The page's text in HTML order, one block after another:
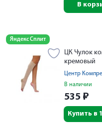
В
Яндекс Сплит
ЦК Чулок
кремовый
Центр
В наличии
535 ₽
Купить в